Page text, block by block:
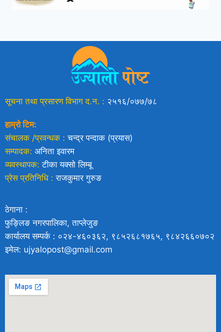
सूचना तथा प्रसारण विभाग द.न. : २५१६/०७७/७८
हाम्रो टिम:
संचालक /प्रवन्धक : चन्द्र पन्दाक (प्रयास)
सम्पादक: अनिता इवारम
व्यवस्थापक: टीका यक्साे लिम्बू
प्रेस प्रतिनिधि : राजकुमार गुरुङ
ठेगाना :
फुङ्लिङ नगरपालिका, ताप्लेजुङ
कार्यालय सम्पर्क : ०२४-४६०३६२, ९८५२६८१७६५, ९८४२६६०७०२
इमेल: ujyalopost@gmail.com